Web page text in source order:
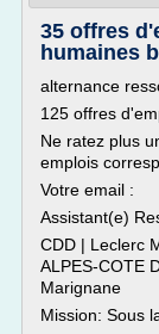
35 offres
humaines
alternance
125 offres
Ne ratez plus
emplois
Votre email :
Assistant(e)
CDD | Leclerc
ALPES-COTE
Marignane
Mission: Sous